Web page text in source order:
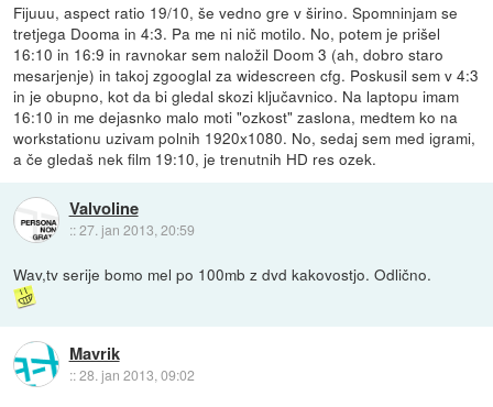
Fijuuu, aspect ratio 19/10, še vedno gre v širino. Spomninjam se
tretjega Dooma in 4:3. Pa me ni nič motilo. No, potem je prišel
16:10 in 16:9 in ravnokar sem naložil Doom 3 (ah, dobro staro
mesarjenje) in takoj zgooglal za widescreen cfg. Poskusil sem v 4:3
in je obupno, kot da bi gledal skozi ključavnico. Na laptopu imam
16:10 in me dejasnko malo moti "ozkost" zaslona, medtem ko na
workstationu uzivam polnih 1920x1080. No, sedaj sem med igrami,
a če gledaš nek film 19:10, je trenutnih HD res ozek.
Valvoline
::27. jan 2013, 20:59
Wav,tv serije bomo mel po 100mb z dvd kakovostjo. Odlično.
Mavrik
::28. jan 2013, 09:02